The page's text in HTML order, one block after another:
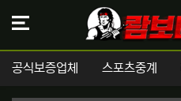
공식보증업체 스포츠중계